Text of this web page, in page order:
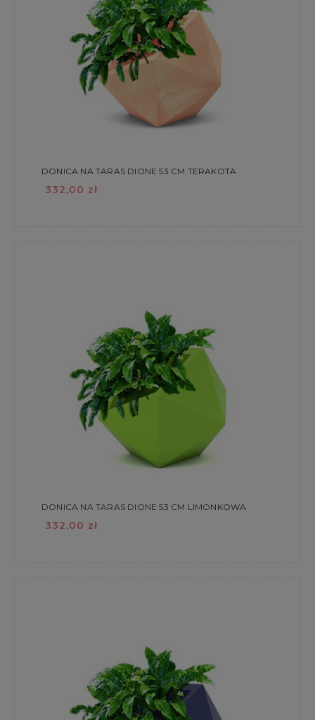
DONICA NA TARAS DIONE 53 CM TERAKOTA
332,00 zł
DONICA NA TARAS DIONE 53 CM LIMONKOWA
332,00 zł